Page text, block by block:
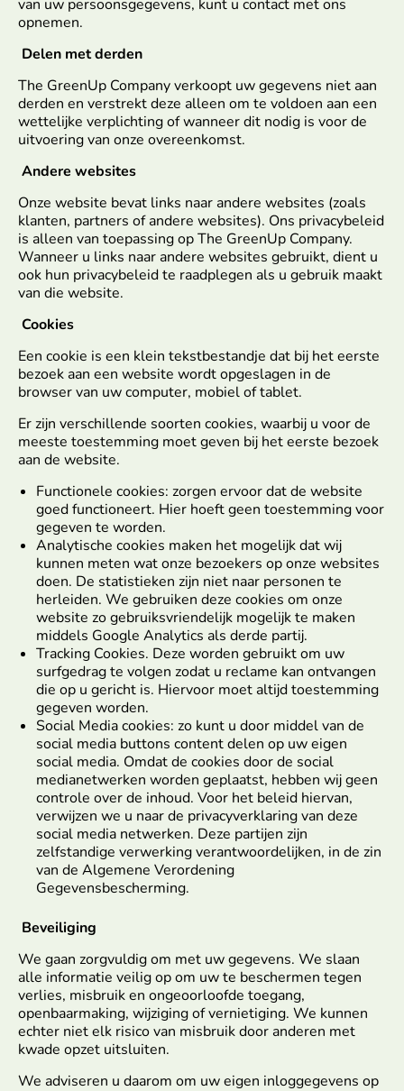
van uw persoonsgegevens, kunt u contact met ons
opnemen.
Delen met derden
The GreenUp Company verkoopt uw gegevens niet aan
derden en verstrekt deze alleen om te voldoen aan een
wettelijke verplichting of wanneer dit nodig is voor de
uitvoering van onze overeenkomst.
Andere websites
Onze website bevat links naar andere websites (zoals
klanten, partners of andere websites). Ons privacybeleid
is alleen van toepassing op The GreenUp Company.
Wanneer u links naar andere websites gebruikt, dient u
ook hun privacybeleid te raadplegen als u gebruik maakt
van die website.
Cookies
Een cookie is een klein tekstbestandje dat bij het eerste
bezoek aan een website wordt opgeslagen in de
browser van uw computer, mobiel of tablet.
Er zijn verschillende soorten cookies, waarbij u voor de
meeste toestemming moet geven bij het eerste bezoek
aan de website.
Functionele cookies: zorgen ervoor dat de website
goed functioneert. Hier hoeft geen toestemming voor
gegeven te worden.
Analytische cookies maken het mogelijk dat wij
kunnen meten wat onze bezoekers op onze websites
doen. De statistieken zijn niet naar personen te
herleiden. We gebruiken deze cookies om onze
website zo gebruiksvriendelijk mogelijk te maken
middels Google Analytics als derde partij.
Tracking Cookies. Deze worden gebruikt om uw
surfgedrag te volgen zodat u reclame kan ontvangen
die op u gericht is. Hiervoor moet altijd toestemming
gegeven worden.
Social Media cookies: zo kunt u door middel van de
social media buttons content delen op uw eigen
social media. Omdat de cookies door de social
medianetwerken worden geplaatst, hebben wij geen
controle over de inhoud. Voor het beleid hiervan,
verwijzen we u naar de privacyverklaring van deze
social media netwerken. Deze partijen zijn
zelfstandige verwerking verantwoordelijken, in de zin
van de Algemene Verordening
Gegevensbescherming.
Beveiliging
We gaan zorgvuldig om met uw gegevens. We slaan
alle informatie veilig op om uw te beschermen tegen
verlies, misbruik en ongeoorloofde toegang,
openbaarmaking, wijziging of vernietiging. We kunnen
echter niet elk risico van misbruik door anderen met
kwade opzet uitsluiten.
We adviseren u daarom om uw eigen inloggegevens op